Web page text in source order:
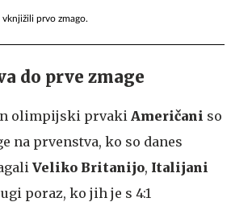
prvo zmago.
do prve zmage
olimpijski prvaki Američani so
na prvenstva, ko so danes
Veliko Britanijo, Italijani
poraz, ko jih je s 4:1